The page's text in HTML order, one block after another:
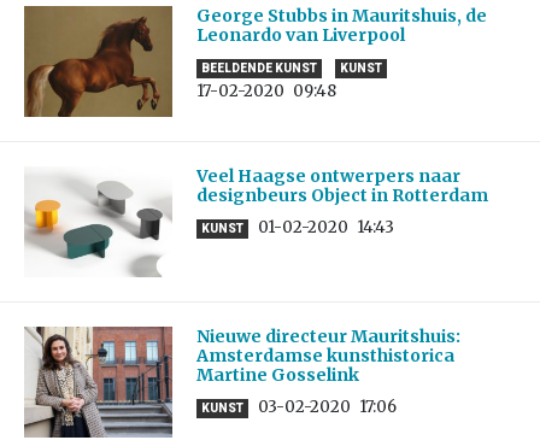
George Stubbs in Mauritshuis, de
Leonardo van Liverpool
BEELDENDE KUNST KUNST
17-02-2020 09:48
Veel Haagse ontwerpers naar
designbeurs Object in Rotterdam
KUNST 01-02-2020 14:43
Nieuwe directeur Mauritshuis:
Amsterdamse kunsthistorica
Martine Gosselink
KUNST 03-02-2020 17:06